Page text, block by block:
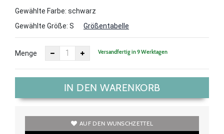
Gewählte Farbe: schwarz
Gewählte Größe: S Größentabelle
Menge Versandfertig in 9 Werktagen
IN DEN WARENKORB
AUF DEN WUNSCHZETTEL